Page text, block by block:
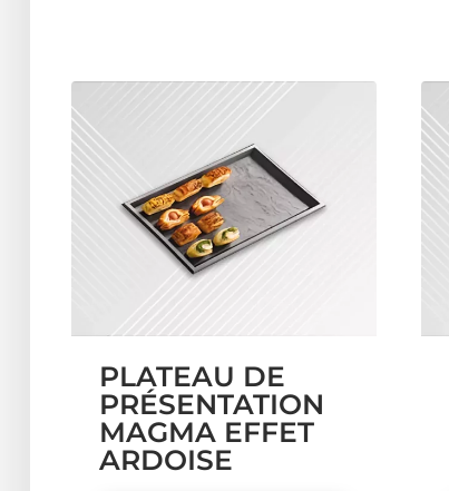
PLATEAU DE
PRÉSENTATION
MAGMA EFFET
ARDOISE